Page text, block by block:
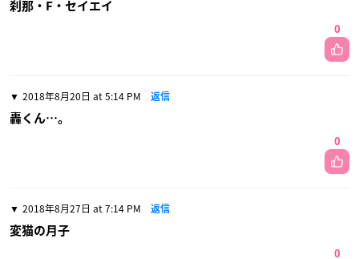
刹那・F・セイエイ
0
2018年8月20日 at 5:14 PM 返信
轟くん…。
0
2018年8月27日 at 7:14 PM 返信
変猫の月子
0